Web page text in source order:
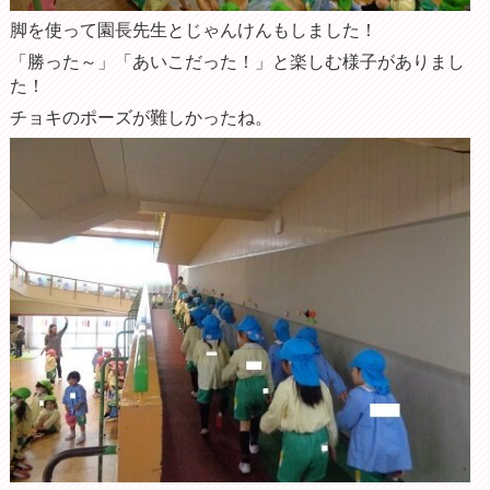
脚を使って園長先生とじゃんけんもしました！
「勝った～」「あいこだった！」と楽しむ様子がありまし
た！
チョキのポーズが難しかったね。